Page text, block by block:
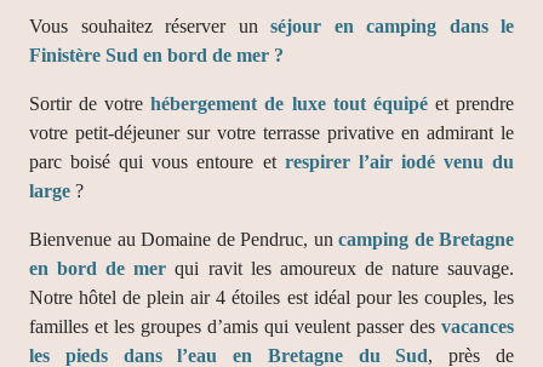
Vous souhaitez réserver un séjour en camping dans le
Finistère Sud en bord de mer ?
Sortir de votrehébergement de luxe tout équipéet prendre
votre petit-déjeuner sur votre terrasse privative en admirant le
parc boisé qui vous entoure et respirer l’air iodé venu du
large ?
Bienvenue au Domaine de Pendruc, un camping de Bretagne
en bord de mer qui ravit les amoureux de nature sauvage.
Notre hôtel de plein air 4 étoiles est idéal pour les couples, les
familles et les groupes d’amis qui veulent passer des vacances
les pieds dans l’eau en Bretagne du Sud, près de